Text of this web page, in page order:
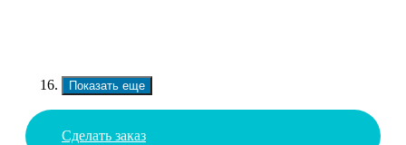
Показать еще
Сделать заказ